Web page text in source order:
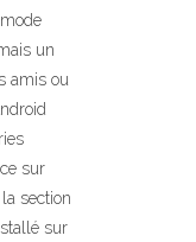
un
amis ou
sur
section
sur